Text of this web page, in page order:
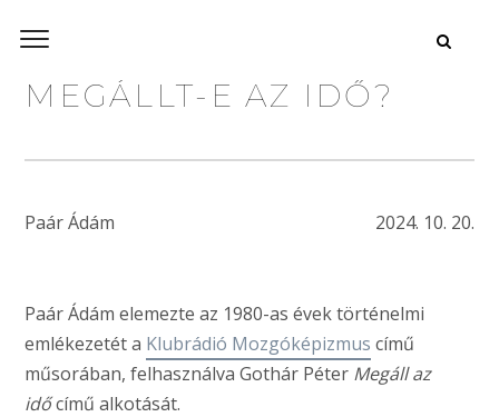
MEGÁLLT-E AZ IDŐ?
Paár Ádám 2024. 10. 20.
Paár Ádám elemezte az 1980-as évek történelmi
emlékezetét a Klubrádió Mozgóképizmus című
műsorában, felhasználva Gothár Péter Megáll az
időcímű alkotását.